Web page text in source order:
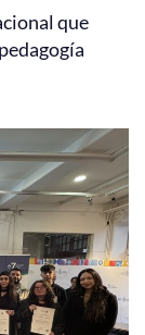
que